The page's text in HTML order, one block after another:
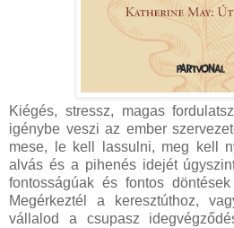
Kiégés, stressz, magas
igénybe veszi az ember
mese, le kell lassulni, meg kell
alvás és a pihenés idejét
fontosságúak és fontos
Megérkeztél a keresztúthoz,
vállalod a csupasz